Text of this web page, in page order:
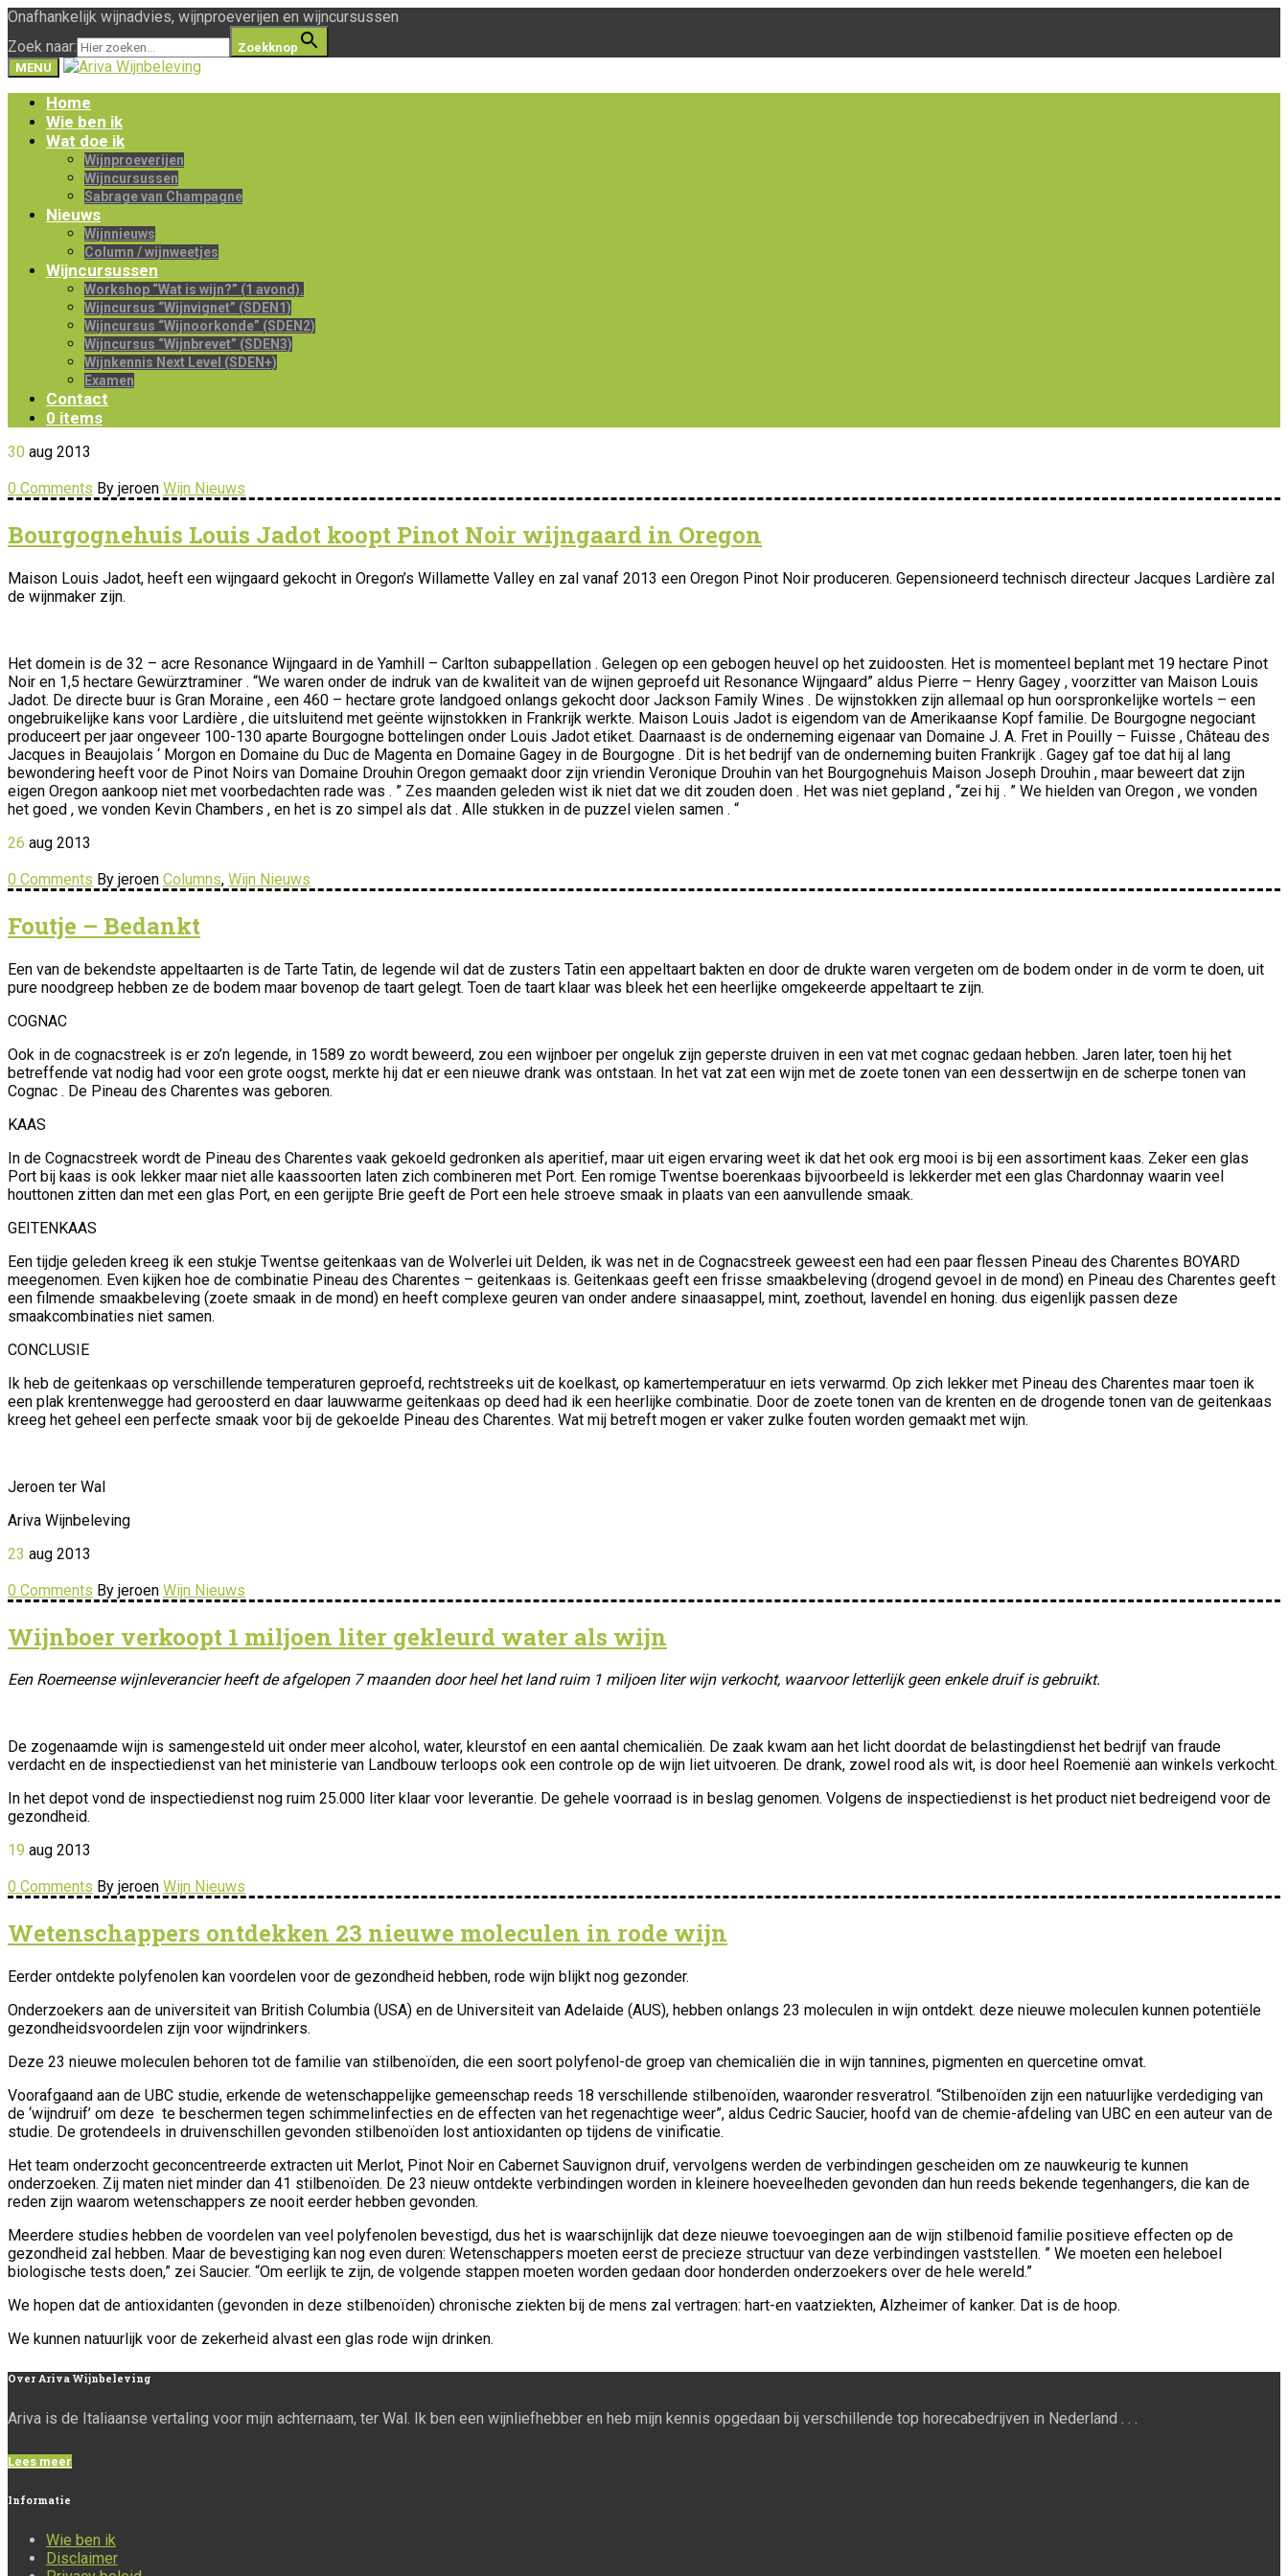
Onafhankelijk wijnadvies, wijnproeverijen en wijncursussen
Zoek naar:
Zoekknop
MENU
Home
Wie ben ik
Wat doe ik
Wijnproeverijen
Wijncursussen
Sabrage van Champagne
Nieuws
Wijnnieuws
Column / wijnweetjes
Wijncursussen
Workshop “Wat is wijn?” (1 avond).
Wijncursus “Wijnvignet” (SDEN1)
Wijncursus “Wijnoorkonde” (SDEN2)
Wijncursus “Wijnbrevet” (SDEN3)
Wijnkennis Next Level (SDEN+)
Examen
Contact
0 items
30 aug 2013
0 Comments By jeroen Wijn Nieuws
Bourgognehuis Louis Jadot koopt Pinot Noir wijngaard in Oregon
Maison Louis Jadot, heeft een wijngaard gekocht in Oregon’s Willamette Valley en zal vanaf 2013 een Oregon Pinot Noir produceren. Gepensioneerd technisch directeur Jacques Lardière zal
de wijnmaker zijn.
Het domein is de 32 – acre Resonance Wijngaard in de Yamhill – Carlton subappellation . Gelegen op een gebogen heuvel op het zuidoosten. Het is momenteel beplant met 19 hectare Pinot
Noir en 1,5 hectare Gewürztraminer . “We waren onder de indruk van de kwaliteit van de wijnen geproefd uit Resonance Wijngaard” aldus Pierre – Henry Gagey , voorzitter van Maison Louis
Jadot. De directe buur is Gran Moraine , een 460 – hectare grote landgoed onlangs gekocht door Jackson Family Wines . De wijnstokken zijn allemaal op hun oorspronkelijke wortels – een
ongebruikelijke kans voor Lardière , die uitsluitend met geënte wijnstokken in Frankrijk werkte. Maison Louis Jadot is eigendom van de Amerikaanse Kopf familie. De Bourgogne negociant
produceert per jaar ongeveer 100-130 aparte Bourgogne bottelingen onder Louis Jadot etiket. Daarnaast is de onderneming eigenaar van Domaine J. A. Fret in Pouilly – Fuisse , Château des
Jacques in Beaujolais ‘ Morgon en Domaine du Duc de Magenta en Domaine Gagey in de Bourgogne . Dit is het bedrijf van de onderneming buiten Frankrijk . Gagey gaf toe dat hij al lang
bewondering heeft voor de Pinot Noirs van Domaine Drouhin Oregon gemaakt door zijn vriendin Veronique Drouhin van het Bourgognehuis Maison Joseph Drouhin , maar beweert dat zijn
eigen Oregon aankoop niet met voorbedachten rade was . ” Zes maanden geleden wist ik niet dat we dit zouden doen . Het was niet gepland , “zei hij . ” We hielden van Oregon , we vonden
het goed , we vonden Kevin Chambers , en het is zo simpel als dat . Alle stukken in de puzzel vielen samen . “
26 aug 2013
0 Comments By jeroen Columns, Wijn Nieuws
Foutje – Bedankt
Een van de bekendste appeltaarten is de Tarte Tatin, de legende wil dat de zusters Tatin een appeltaart bakten en door de drukte waren vergeten om de bodem onder in de vorm te doen, uit
pure noodgreep hebben ze de bodem maar bovenop de taart gelegt. Toen de taart klaar was bleek het een heerlijke omgekeerde appeltaart te zijn.
COGNAC
Ook in de cognacstreek is er zo’n legende, in 1589 zo wordt beweerd, zou een wijnboer per ongeluk zijn geperste druiven in een vat met cognac gedaan hebben. Jaren later, toen hij het
betreffende vat nodig had voor een grote oogst, merkte hij dat er een nieuwe drank was ontstaan. In het vat zat een wijn met de zoete tonen van een dessertwijn en de scherpe tonen van
Cognac . De Pineau des Charentes was geboren.
KAAS
In de Cognacstreek wordt de Pineau des Charentes vaak gekoeld gedronken als aperitief, maar uit eigen ervaring weet ik dat het ook erg mooi is bij een assortiment kaas. Zeker een glas
Port bij kaas is ook lekker maar niet alle kaassoorten laten zich combineren met Port. Een romige Twentse boerenkaas bijvoorbeeld is lekkerder met een glas Chardonnay waarin veel
houttonen zitten dan met een glas Port, en een gerijpte Brie geeft de Port een hele stroeve smaak in plaats van een aanvullende smaak.
GEITENKAAS
Een tijdje geleden kreeg ik een stukje Twentse geitenkaas van de Wolverlei uit Delden, ik was net in de Cognacstreek geweest een had een paar flessen Pineau des Charentes BOYARD
meegenomen. Even kijken hoe de combinatie Pineau des Charentes – geitenkaas is. Geitenkaas geeft een frisse smaakbeleving (drogend gevoel in de mond) en Pineau des Charentes geeft
een filmende smaakbeleving (zoete smaak in de mond) en heeft complexe geuren van onder andere sinaasappel, mint, zoethout, lavendel en honing. dus eigenlijk passen deze
smaakcombinaties niet samen.
CONCLUSIE
Ik heb de geitenkaas op verschillende temperaturen geproefd, rechtstreeks uit de koelkast, op kamertemperatuur en iets verwarmd. Op zich lekker met Pineau des Charentes maar toen ik
een plak krentenwegge had geroosterd en daar lauwwarme geitenkaas op deed had ik een heerlijke combinatie. Door de zoete tonen van de krenten en de drogende tonen van de geitenkaas
kreeg het geheel een perfecte smaak voor bij de gekoelde Pineau des Charentes. Wat mij betreft mogen er vaker zulke fouten worden gemaakt met wijn.
Jeroen ter Wal
Ariva Wijnbeleving
23 aug 2013
0 Comments By jeroen Wijn Nieuws
Wijnboer verkoopt 1 miljoen liter gekleurd water als wijn
Een Roemeense wijnleverancier heeft de afgelopen 7 maanden door heel het land ruim 1 miljoen liter wijn verkocht, waarvoor letterlijk geen enkele druif is gebruikt.
De zogenaamde wijn is samengesteld uit onder meer alcohol, water, kleurstof en een aantal chemicaliën. De zaak kwam aan het licht doordat de belastingdienst het bedrijf van fraude
verdacht en de inspectiedienst van het ministerie van Landbouw terloops ook een controle op de wijn liet uitvoeren. De drank, zowel rood als wit, is door heel Roemenië aan winkels verkocht.
In het depot vond de inspectiedienst nog ruim 25.000 liter klaar voor leverantie. De gehele voorraad is in beslag genomen. Volgens de inspectiedienst is het product niet bedreigend voor de
gezondheid.
19 aug 2013
0 Comments By jeroen Wijn Nieuws
Wetenschappers ontdekken 23 nieuwe moleculen in rode wijn
Eerder ontdekte polyfenolen kan voordelen voor de gezondheid hebben, rode wijn blijkt nog gezonder.
Onderzoekers aan de universiteit van British Columbia (USA) en de Universiteit van Adelaide (AUS), hebben onlangs 23 moleculen in wijn ontdekt. deze nieuwe moleculen kunnen potentiële
gezondheidsvoordelen zijn voor wijndrinkers.
Deze 23 nieuwe moleculen behoren tot de familie van stilbenoïden, die een soort polyfenol-de groep van chemicaliën die in wijn tannines, pigmenten en quercetine omvat.
Voorafgaand aan de UBC studie, erkende de wetenschappelijke gemeenschap reeds 18 verschillende stilbenoïden, waaronder resveratrol. “Stilbenoïden zijn een natuurlijke verdediging van
de ‘wijndruif’ om deze te beschermen tegen schimmelinfecties en de effecten van het regenachtige weer”, aldus Cedric Saucier, hoofd van de chemie-afdeling van UBC en een auteur van de
studie. De grotendeels in druivenschillen gevonden stilbenoïden lost antioxidanten op tijdens de vinificatie.
Het team onderzocht geconcentreerde extracten uit Merlot, Pinot Noir en Cabernet Sauvignon druif, vervolgens werden de verbindingen gescheiden om ze nauwkeurig te kunnen
onderzoeken. Zij maten niet minder dan 41 stilbenoïden. De 23 nieuw ontdekte verbindingen worden in kleinere hoeveelheden gevonden dan hun reeds bekende tegenhangers, die kan de
reden zijn waarom wetenschappers ze nooit eerder hebben gevonden.
Meerdere studies hebben de voordelen van veel polyfenolen bevestigd, dus het is waarschijnlijk dat deze nieuwe toevoegingen aan de wijn stilbenoid familie positieve effecten op de
gezondheid zal hebben. Maar de bevestiging kan nog even duren: Wetenschappers moeten eerst de precieze structuur van deze verbindingen vaststellen. ” We moeten een heleboel
biologische tests doen,” zei Saucier. “Om eerlijk te zijn, de volgende stappen moeten worden gedaan door honderden onderzoekers over de hele wereld.”
We hopen dat de antioxidanten (gevonden in deze stilbenoïden) chronische ziekten bij de mens zal vertragen: hart-en vaatziekten, Alzheimer of kanker. Dat is de hoop.
We kunnen natuurlijk voor de zekerheid alvast een glas rode wijn drinken.
Over Ariva Wijnbeleving
Ariva is de Italiaanse vertaling voor mijn achternaam, ter Wal. Ik ben een wijnliefhebber en heb mijn kennis opgedaan bij verschillende top horecabedrijven in Nederland . . .
Lees meer
Informatie
Wie ben ik
Disclaimer